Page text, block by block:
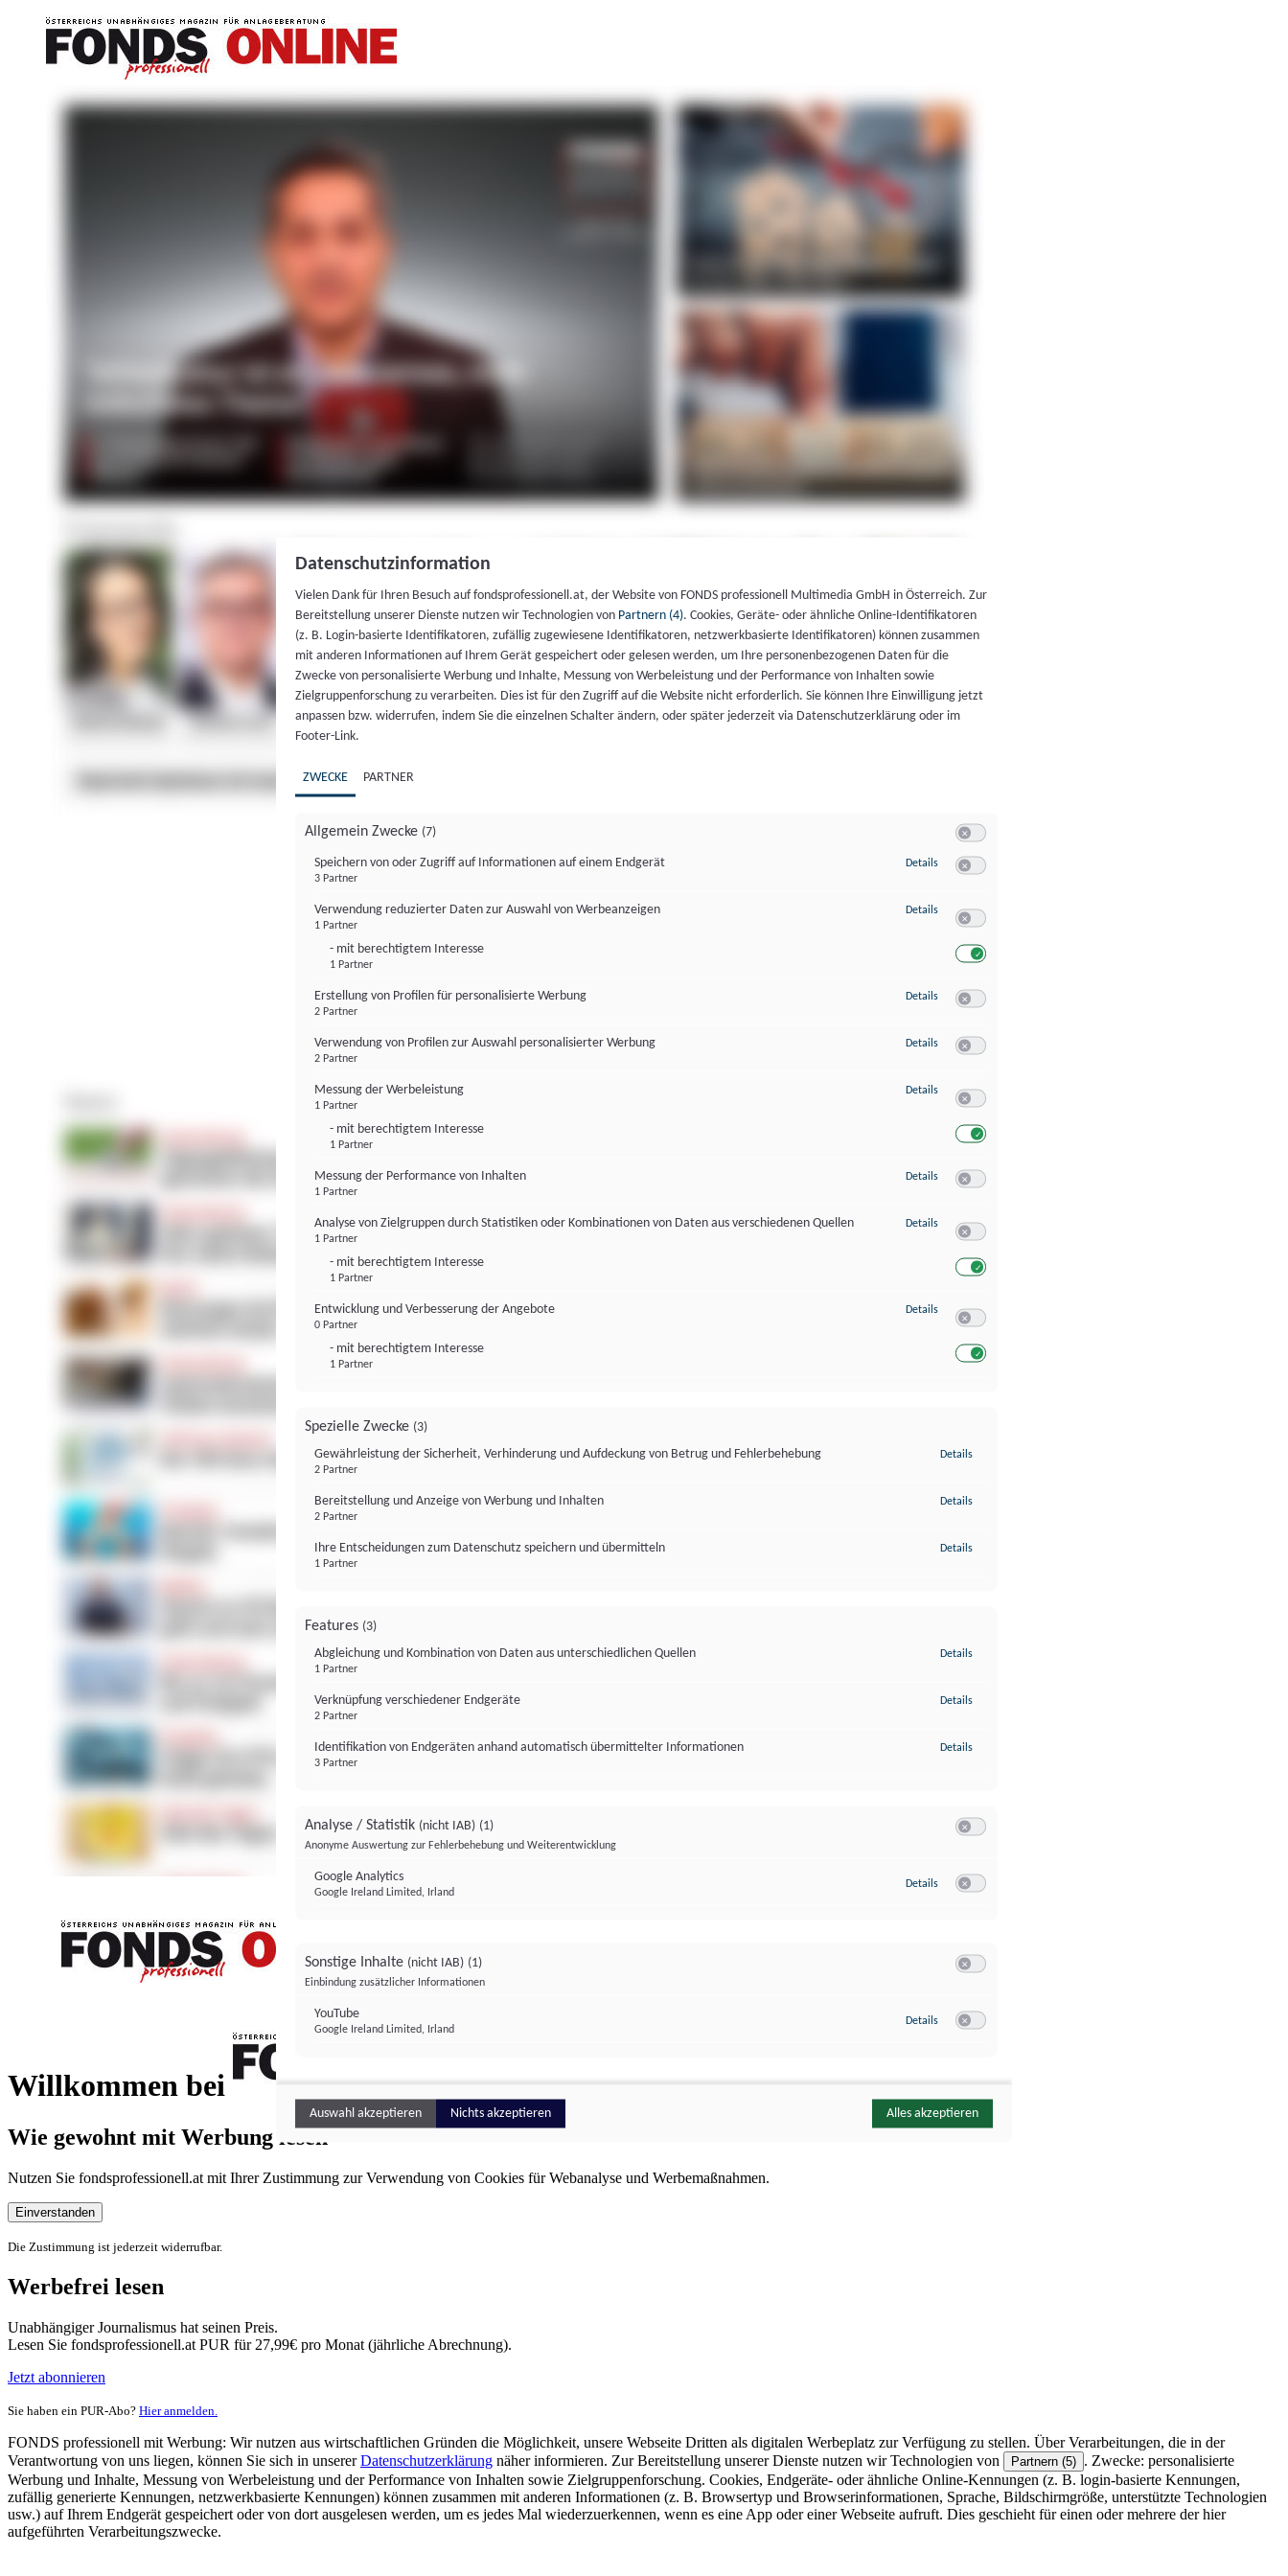
Willkommen bei
FONDS professionell
Wie gewohnt mit Werbung lesen
Nutzen Sie fondsprofessionell.at mit Ihrer Zustimmung zur Verwendung von Cookies für Webanalyse und Werbemaßnahmen.
Einverstanden
Die Zustimmung ist jederzeit widerrufbar.
Werbefrei lesen
Unabhängiger Journalismus hat seinen Preis.
Lesen Sie fondsprofessionell.at PUR für 27,99€ pro Monat (jährliche Abrechnung).
Jetzt abonnieren
Sie haben ein PUR-Abo? Hier anmelden.
FONDS professionell mit Werbung: Wir nutzen aus wirtschaftlichen Gründen die Möglichkeit, unsere Webseite Dritten als digitalen Werbeplatz zur Verfügung zu stellen. Über Verarbeitungen, die in der
Verantwortung von uns liegen, können Sie sich in unsererDatenschutzerklärung näher informieren. Zur Bereitstellung unserer Dienste nutzen wir Technologien von Partnern (5) . Zwecke: personalisierte
Werbung und Inhalte, Messung von Werbeleistung und der Performance von Inhalten sowie Zielgruppenforschung. Cookies, Endgeräte- oder ähnliche Online-Kennungen (z. B. login-basierte Kennungen,
zufällig generierte Kennungen, netzwerkbasierte Kennungen) können zusammen mit anderen Informationen (z. B. Browsertyp und Browserinformationen, Sprache, Bildschirmgröße, unterstützte Technologien
usw.) auf Ihrem Endgerät gespeichert oder von dort ausgelesen werden, um es jedes Mal wiederzuerkennen, wenn es eine App oder einer Webseite aufruft. Dies geschieht für einen oder mehrere der hier
aufgeführten Verarbeitungszwecke.
Datenschutzinformation
Vielen Dank für Ihren Besuch auf fondsprofessionell.at, der Website von FONDS professionell Multimedia GmbH in Österreich. Zur
Bereitstellung unserer Dienste nutzen wir Technologien von Partnern (4). Cookies, Geräte- oder ähnliche Online-Identifikatoren
(z. B. Login-basierte Identifikatoren, zufällig zugewiesene Identifikatoren, netzwerkbasierte Identifikatoren) können zusammen
mit anderen Informationen auf Ihrem Gerät gespeichert oder gelesen werden, um Ihre personenbezogenen Daten für die
Zwecke von personalisierte Werbung und Inhalte, Messung von Werbeleistung und der Performance von Inhalten sowie
Zielgruppenforschung zu verarbeiten. Dies ist für den Zugriff auf die Website nicht erforderlich. Sie können Ihre Einwilligung jetzt
anpassen bzw. widerrufen, indem Sie die einzelnen Schalter ändern, oder später jederzeit via Datenschutzerklärung oder im
Footer-Link.
ZWECKE PARTNER
Allgemein Zwecke (7)
Speichern von oder Zugriff auf Informationen auf einem Endgerät
3 Partner
Details zu Speichern von oder Zugriff auf Informationen auf einem Endgerät
Verwendung reduzierter Daten zur Auswahl von Werbeanzeigen
1 Partner
- mit berechtigtem Interesse
1 Partner
Details zu Verwendung reduzierter Daten zur Auswahl von Werbeanzeigen
Erstellung von Profilen für personalisierte Werbung
2 Partner
Details zu Erstellung von Profilen für personalisierte Werbung
Verwendung von Profilen zur Auswahl personalisierter Werbung
2 Partner
Details zu Verwendung von Profilen zur Auswahl personalisierter Werbung
Messung der Werbeleistung
1 Partner
- mit berechtigtem Interesse
1 Partner
Details zu Messung der Werbeleistung
Messung der Performance von Inhalten
1 Partner
Details zu Messung der Performance von Inhalten
Analyse von Zielgruppen durch Statistiken oder Kombinationen von Daten aus verschiedenen Quellen
1 Partner
- mit berechtigtem Interesse
1 Partner
Details zu Analyse von Zielgruppen durch Statistiken oder Kombinationen von
Entwicklung und Verbesserung der Angebote
0 Partner
- mit berechtigtem Interesse
1 Partner
Details zu Entwicklung und Verbesserung der Angebote
Spezielle Zwecke (3)
Gewährleistung der Sicherheit, Verhinderung und Aufdeckung von Betrug und Fehlerbehebung
2 Partner
Details
Bereitstellung und Anzeige von Werbung und Inhalten
2 Partner
Details
Ihre Entscheidungen zum Datenschutz speichern und übermitteln
1 Partner
Details
Features (3)
Abgleichung und Kombination von Daten aus unterschiedlichen Quellen
1 Partner
Details
Verknüpfung verschiedener Endgeräte
2 Partner
Details
Identifikation von Endgeräten anhand automatisch übermittelter Informationen
3 Partner
Details
Analyse / Statistik (nicht IAB) (1)
Anonyme Auswertung zur Fehlerbehebung und Weiterentwicklung
Google Analytics
Google Ireland Limited, Irland
Details zu Google Analytics
Sonstige Inhalte (nicht IAB) (1)
Einbindung zusätzlicher Informationen
YouTube
Google Ireland Limited, Irland
Details zu YouTube
Auswahl akzeptieren Nichts akzeptieren Alles akzeptieren